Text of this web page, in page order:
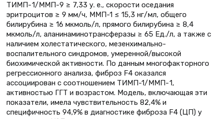
ТИМП- 1/ ММП-9 ≥ 7,33 у. е., скорости оседания
эритроцитов ≥ 9 мм/ч, ММП-1 ≤ 15,3 нг/ мл, общего
билирубина ≥ 16 мкмоль/л, прямого билирубина ≥ 8,4
мкмоль/л, аланинаминотрансферазы ≥ 65 Ед./л, а также с
наличием холестатического, мезенхимально-
воспалительного синдромов, умеренной/высокой
биохимической активности. По данным многофакторного
регрессионного анализа, фиброз F4 оказался
ассоциирован с соотношением ТИМП-1/ ММП- 1,
активностью ГГТ и возрастом. Модель, включающая эти
показатели, имела чувствительность 82,4% и
специфичность 94,9% в диагностике фиброза F4 (ЦП) у